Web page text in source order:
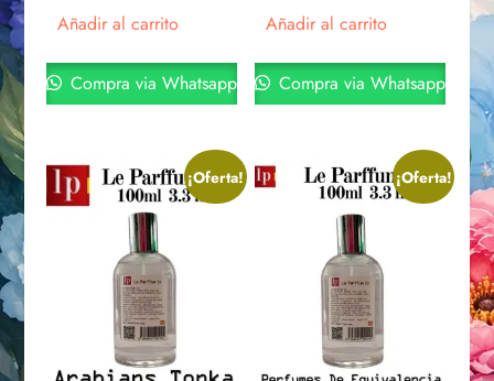
Añadir al carrito
Compra via Whatsapp
Añadir al carrito
Compra via Whatsapp
¡Oferta! ¡Oferta!